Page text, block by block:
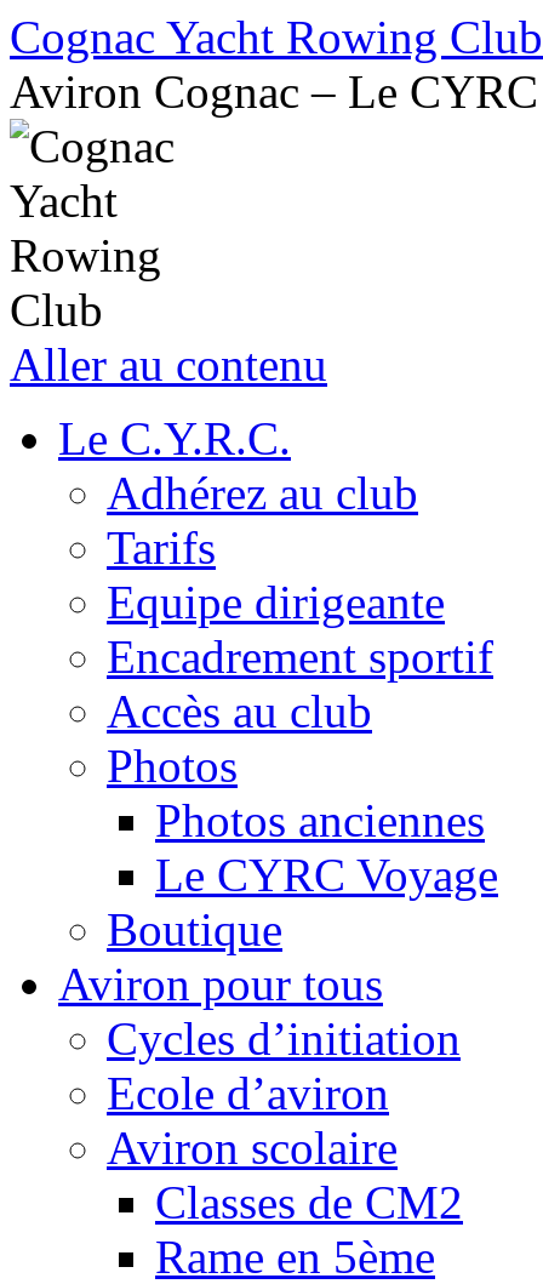
Cognac Yacht Rowing Club
Aviron Cognac – Le CYRC
Aller au contenu
Le C.Y.R.C.
Adhérez au club
Tarifs
Equipe dirigeante
Encadrement sportif
Accès au club
Photos
Photos anciennes
Le CYRC Voyage
Boutique
Aviron pour tous
Cycles d’initiation
Ecole d’aviron
Aviron scolaire
Classes de CM2
Rame en 5ème